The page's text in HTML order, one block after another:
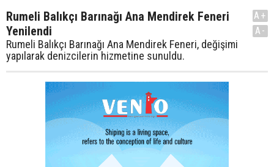
Rumeli Balıkçı Barınağı Ana Mendirek Feneri
Yenilendi
Rumeli Balıkçı Barınağı Ana Mendirek Feneri, değişimi
yapılarak denizcilerin hizmetine sunuldu.
A+
A-